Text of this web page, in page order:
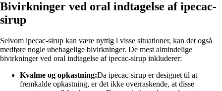
Bivirkninger ved oral indtagelse af ipecac-
sirup
Selvom ipecac-sirup kan være nyttig i visse situationer, kan det også
medføre nogle ubehagelige bivirkninger. De mest almindelige
bivirkninger ved oral indtagelse af ipecac-sirup inkluderer:
Kvalme og opkastning:Da ipecac-sirup er designet til at
fremkalde opkastning, er det ikke overraskende, at disse